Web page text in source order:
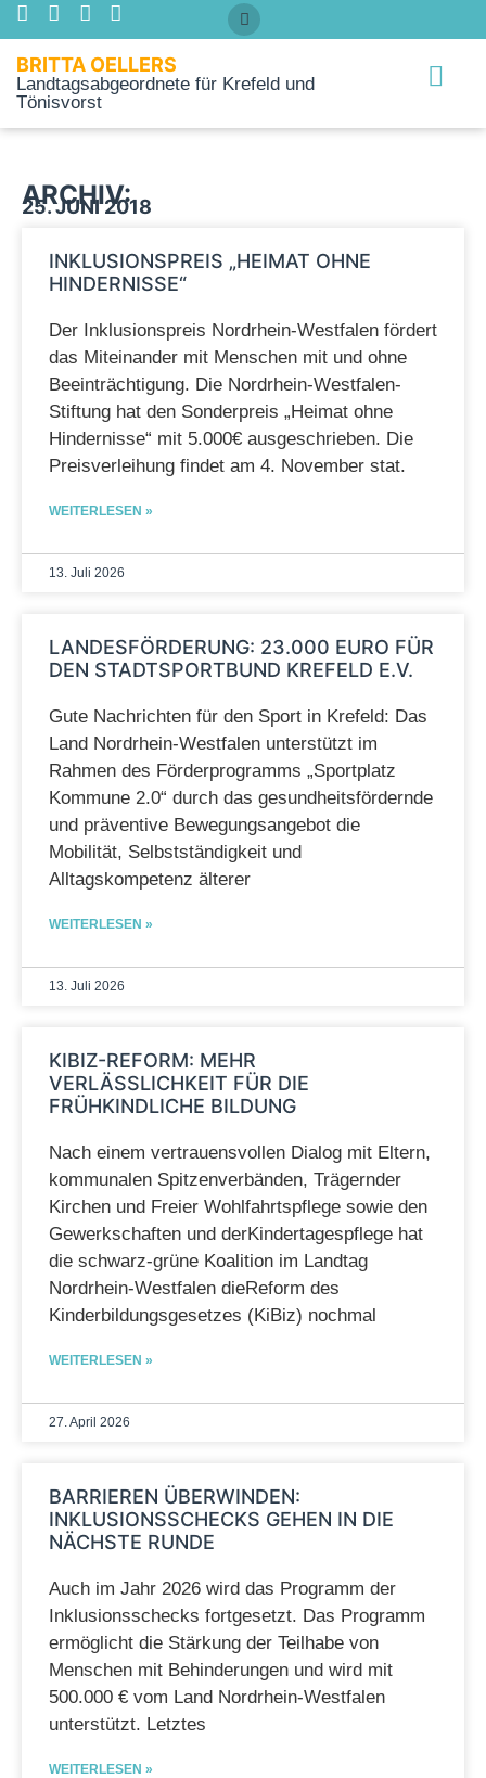
BRITTA OELLERS
Landtagsabgeordnete für Krefeld und
Tönisvorst
ARCHIV:
25. JUNI 2018
INKLUSIONSPREIS „HEIMAT OHNE
HINDERNISSE“
Der Inklusionspreis Nordrhein-Westfalen fördert
das Miteinander mit Menschen mit und ohne
Beeinträchtigung. Die Nordrhein-Westfalen-
Stiftung hat den Sonderpreis „Heimat ohne
Hindernisse“ mit 5.000€ ausgeschrieben. Die
Preisverleihung findet am 4. November stat.
WEITERLESEN »
13. Juli 2026
LANDESFÖRDERUNG: 23.000 EURO FÜR
DEN STADTSPORTBUND KREFELD E.V.
Gute Nachrichten für den Sport in Krefeld: Das
Land Nordrhein-Westfalen unterstützt im
Rahmen des Förderprogramms „Sportplatz
Kommune 2.0“ durch das gesundheitsfördernde
und präventive Bewegungsangebot die
Mobilität, Selbstständigkeit und
Alltagskompetenz älterer
WEITERLESEN »
13. Juli 2026
KIBIZ-REFORM: MEHR
VERLÄSSLICHKEIT FÜR DIE
FRÜHKINDLICHE BILDUNG
Nach einem vertrauensvollen Dialog mit Eltern,
kommunalen Spitzenverbänden, Trägernder
Kirchen und Freier Wohlfahrtspflege sowie den
Gewerkschaften und derKindertagespflege hat
die schwarz-grüne Koalition im Landtag
Nordrhein-Westfalen dieReform des
Kinderbildungsgesetzes (KiBiz) nochmal
WEITERLESEN »
27. April 2026
BARRIEREN ÜBERWINDEN:
INKLUSIONSSCHECKS GEHEN IN DIE
NÄCHSTE RUNDE
Auch im Jahr 2026 wird das Programm der
Inklusionsschecks fortgesetzt. Das Programm
ermöglicht die Stärkung der Teilhabe von
Menschen mit Behinderungen und wird mit
500.000 € vom Land Nordrhein-Westfalen
unterstützt. Letztes
WEITERLESEN »